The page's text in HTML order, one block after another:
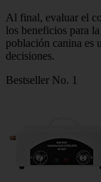
Al final, evaluar el
los beneficios para
población canina es
decisiones.
Bestseller No. 1